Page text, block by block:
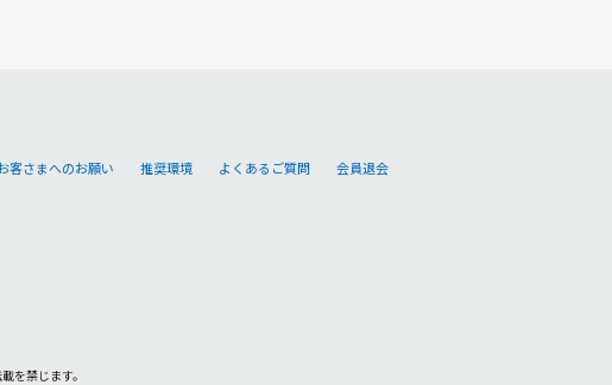
客さまへのお願い 推奨環境 よくあるご質問 会員退会
を禁じます。